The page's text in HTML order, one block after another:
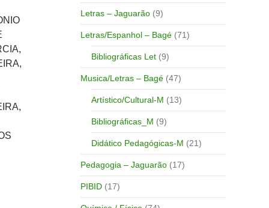
Letras – Jaguarão(9)
Letras/Espanhol – Bagé(71)
Bibliográficas Let(9)
Musica/Letras – Bagé(47)
Artístico/Cultural-M (13)
Bibliográficas_M (9)
Didático Pedagógicas-M (21)
Pedagogia – Jaguarão(17)
PIBID(17)